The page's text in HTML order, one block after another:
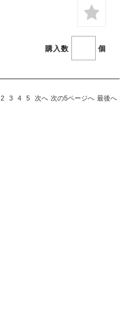
購入数 個
2 3 4 5 次へ 次の5ページへ 最後へ